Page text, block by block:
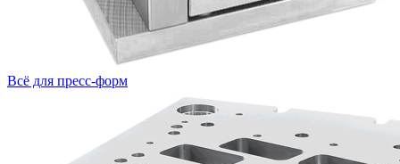
Всё для пресс-форм